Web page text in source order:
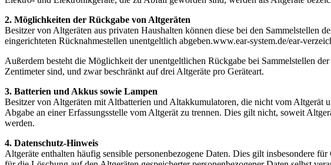
2. Möglichkeiten der Rückgabe von Altgeräten
Besitzer von Altgeräten aus privaten Haushalten können diese bei den Sammelstellen
eingerichteten Rücknahmestellen unentgeltlich abgeben.www.ear-system.de/ear-
Außerdem besteht die Möglichkeit der unentgeltlichen Rückgabe bei Sammelstellen
Zentimeter sind, und zwar beschränkt auf drei Altgeräte pro Geräteart.
3. Batterien und Akkus sowie Lampen
Besitzer von Altgeräten mit Altbatterien und Altakkumulatoren, die nicht vom Altgerät
Abgabe an einer Erfassungsstelle vom Altgerät zu trennen. Dies gilt nicht, soweit
werden.
4. Datenschutz-Hinweis
Altgeräte enthalten häufig sensible personenbezogene Daten. Dies gilt insbesondere